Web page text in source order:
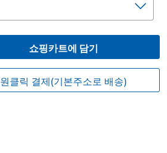
쇼핑카트에 담기
원클릭 결제(기본주소로 배송)